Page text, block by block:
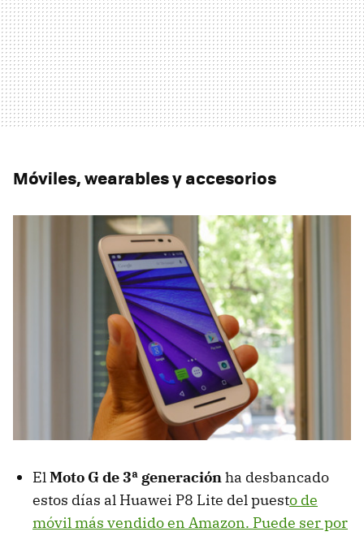
Móviles, wearables y accesorios
ElMoto G de 3ª generaciónha desbancado
estos días al Huawei P8 Lite del puesto de
móvil más vendido en Amazon. Puede ser por